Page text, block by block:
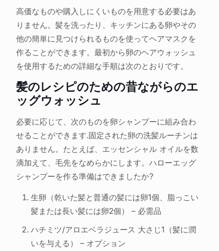
高価なものや購入しにくいものを用意する必要はあ
りません。髪を洗ったり、キッチンにある卵やその
他の簡単に見つけられるものを使ってヘアマスクを
作ることができます。最初から卵のヘアウォッシュ
を使用するための詳細な手順は次のとおりです。
髪のレシピのための昔ながらのエ
ッグウォッシュ
必要に応じて、次のものを卵シャンプーに組み合わ
せることができます.固定された卵の洗髪ルーチンは
ありません。たとえば、エッセンシャル オイルを数
滴加えて、毛先をなめらかにします。ハローエッグ
シャンプーを作る準備はできましたか?
生卵（乾いた髪と普通の髪には卵1個、脂っこい
髪または長い髪には卵2個） – 必需品
ハチミツ/アロエベラジュース 大さじ1（髪に潤
いを与える） – オプション